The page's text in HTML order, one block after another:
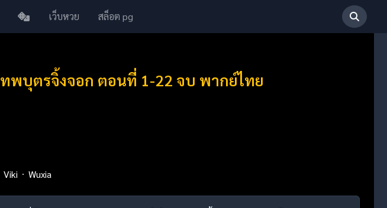
เว็บหวย สล็อต pg
พบุตรจิ้งจอก ตอนที่ 1-22 จบ พากย์ไทย
Viki Wuxia